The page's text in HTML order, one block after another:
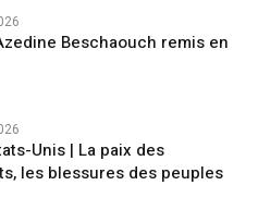
Beschaouch remis en
Unis | La paix des
les blessures des peuples